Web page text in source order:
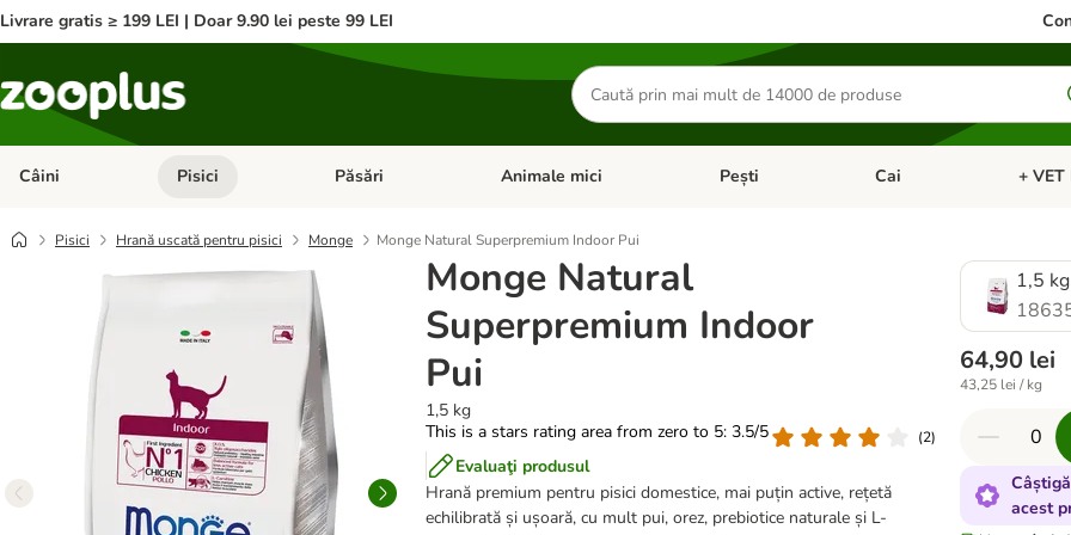
Livrare gratis ≥ 199 LEI | Doar 9.90 lei peste 99 LEI
Căutare
produse
Câini Deschideți meniul cu categorii: Câini
Pisici Deschideți meniul cu categorii: Pisici
Păsări Deschideți meniul cu categorii: Păsări
Animale mici Deschideți meniul cu categorii: Animale mici
Pești Deschideți meniul cu
Cai +
Pisici Hrană uscată pentru pisici Monge Monge Natural Superpremium Indoor Pui
Monge Natural
Superpremium Indoor
Pui
1,5 kg
This is a stars rating area from zero to 5: 3.5/5
(2)
Evaluaţi produsul
Hrană premium pentru pisici domestice, mai puțin active, rețetă
echilibrată și ușoară, cu mult pui, orez, prebiotice naturale și L-
1,5 kg
64,90 lei
43,25 lei / kg
acest